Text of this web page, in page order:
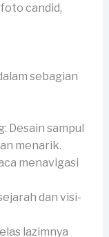
candid,
sebagian
Desain sampul
menarik.
menavigasi
dan visi-
lazimnya